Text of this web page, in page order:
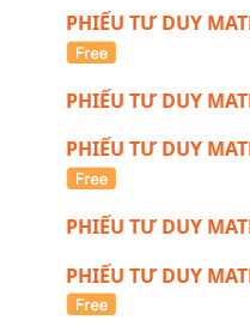
PHIẾU TƯ DUY
PHIẾU TƯ DUY
PHIẾU TƯ DUY
PHIẾU TƯ DUY
PHIẾU TƯ DUY